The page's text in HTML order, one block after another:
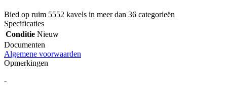
Bied op ruim 5552 kavels in meer dan 36 categorieën
Specificaties
Conditie Nieuw
Documenten
Algemene voorwaarden
Opmerkingen
-